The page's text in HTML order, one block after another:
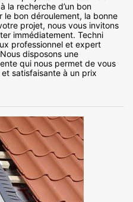
la recherche d’un bon
bon déroulement, la bonne
projet, nous vous invitons
immédiatement. Techni
professionnel et expert
disposons une
qui nous permet de vous
satisfaisante à un prix